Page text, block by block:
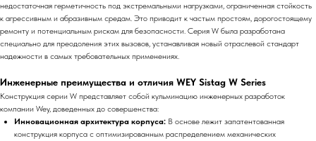
недостаточная герметичность под экстремальными нагрузками, ограниченная стойкость
к агрессивным и абразивным средам. Это приводит к частым простоям, дорогостоящему
ремонту и потенциальным рискам для безопасности. Серия W была разработана
специально для преодоления этих вызовов, устанавливая новый отраслевой стандарт
надежности в самых требовательных применениях.
Инженерные преимущества и отличия WEY Sistag W Series
Конструкция серии W представляет собой кульминацию инженерных разработок
компании Wey, доведенных до совершенства:
Инновационная архитектура корпуса: В основе лежит запатентованная
конструкция корпуса с оптимизированным распределением механических